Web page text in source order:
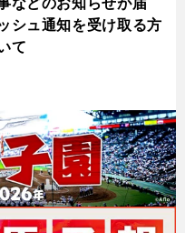
シュ通知を受け取る方
て